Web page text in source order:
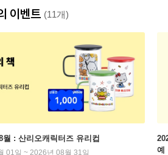
이벤트 (11개)
월 : 산리오캐릭터즈 유리컵
01일 ~ 2026년 08월 31일
예